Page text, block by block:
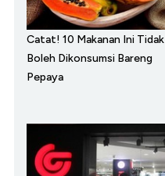
Catat! 10 Makanan Ini Tidak
Boleh Dikonsumsi Bareng
Pepaya